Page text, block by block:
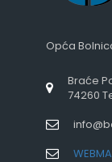
Opća
Braće
74260